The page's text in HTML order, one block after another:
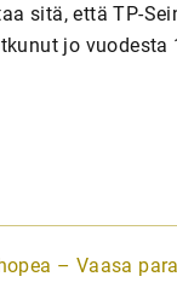
sitä, että TP-
jo
– Vaasa